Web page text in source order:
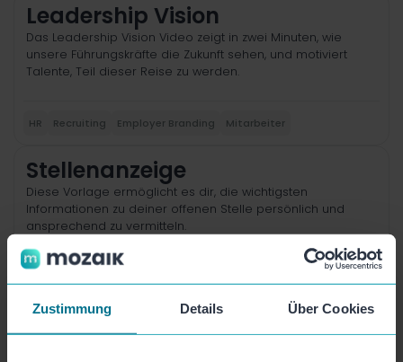
Zustimmung Details Über Cookies
Leadership Vision
Das Leadership Vision Video zeigt in zwei Minuten, wie
unsere Führungskräfte die Zukunft sehen, und motiviert
Talente, Teil dieser Reise zu werden.
HR Recruiting Employer Branding Mitarbeiter
Stellenanzeige
Diese Vorlage ermöglicht es dir, die wichtigsten
Informationen zu deiner offenen Stelle persönlich und
ansprechend zu vermitteln.
Bewerbung Bestätigungs-